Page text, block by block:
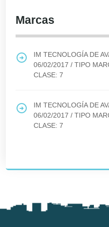
Marcas
IM TECNOLOGÍA DE
06/02/2017 / TIPO
CLASE: 7
IM TECNOLOGÍA DE
06/02/2017 / TIPO
CLASE: 7